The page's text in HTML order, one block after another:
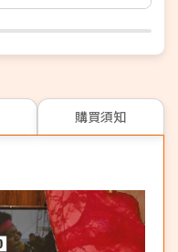
購買須知